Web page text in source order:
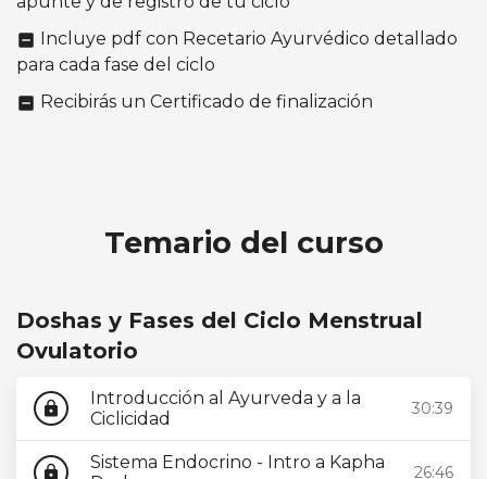
indeterminate_check_box Incluye pdf con Recetario Ayurvédico detallado
para cada fase del ciclo
indeterminate_check_box Recibirás un Certificado de finalización
Temario del curso
Doshas y Fases del Ciclo Menstrual
Ovulatorio
lock
Introducción al Ayurveda y a la
Ciclicidad
30:39
lock
Sistema Endocrino - Intro a Kapha
26:46